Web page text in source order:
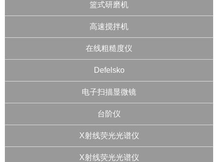
篮式研磨机
高速搅拌机
在线粗糙度仪
Defelsko
电子扫描显微镜
台阶仪
X射线荧光光谱仪
X射线荧光光谱仪